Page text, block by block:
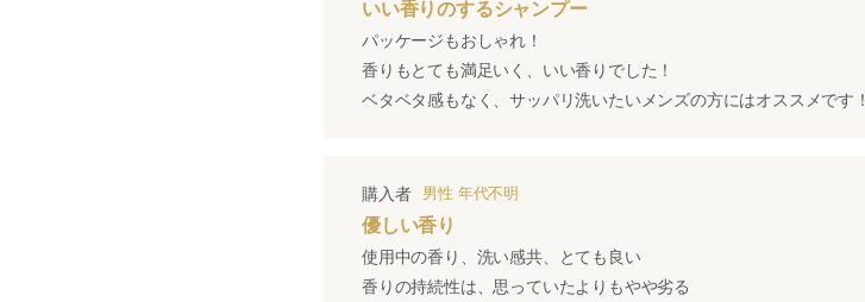
いい香りのするシャンプー
パッケージもおしゃれ！
香りもとても満足いく、いい香りでした！
ベタベタ感もなく、サッパリ洗いたいメンズの方にはオススメです！
購入者 男性 年代不明
優しい香り
使用中の香り、洗い感共、とても良い
香りの持続性は、思っていたよりもやや劣る